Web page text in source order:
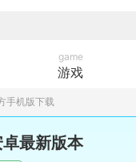
game
游戏
手机版下载
最新版本